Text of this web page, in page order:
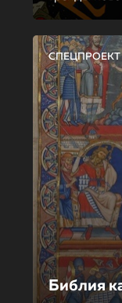
СПЕЦПРОЕКТ
Библия